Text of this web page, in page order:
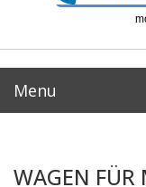
Menu
WAGEN FÜR